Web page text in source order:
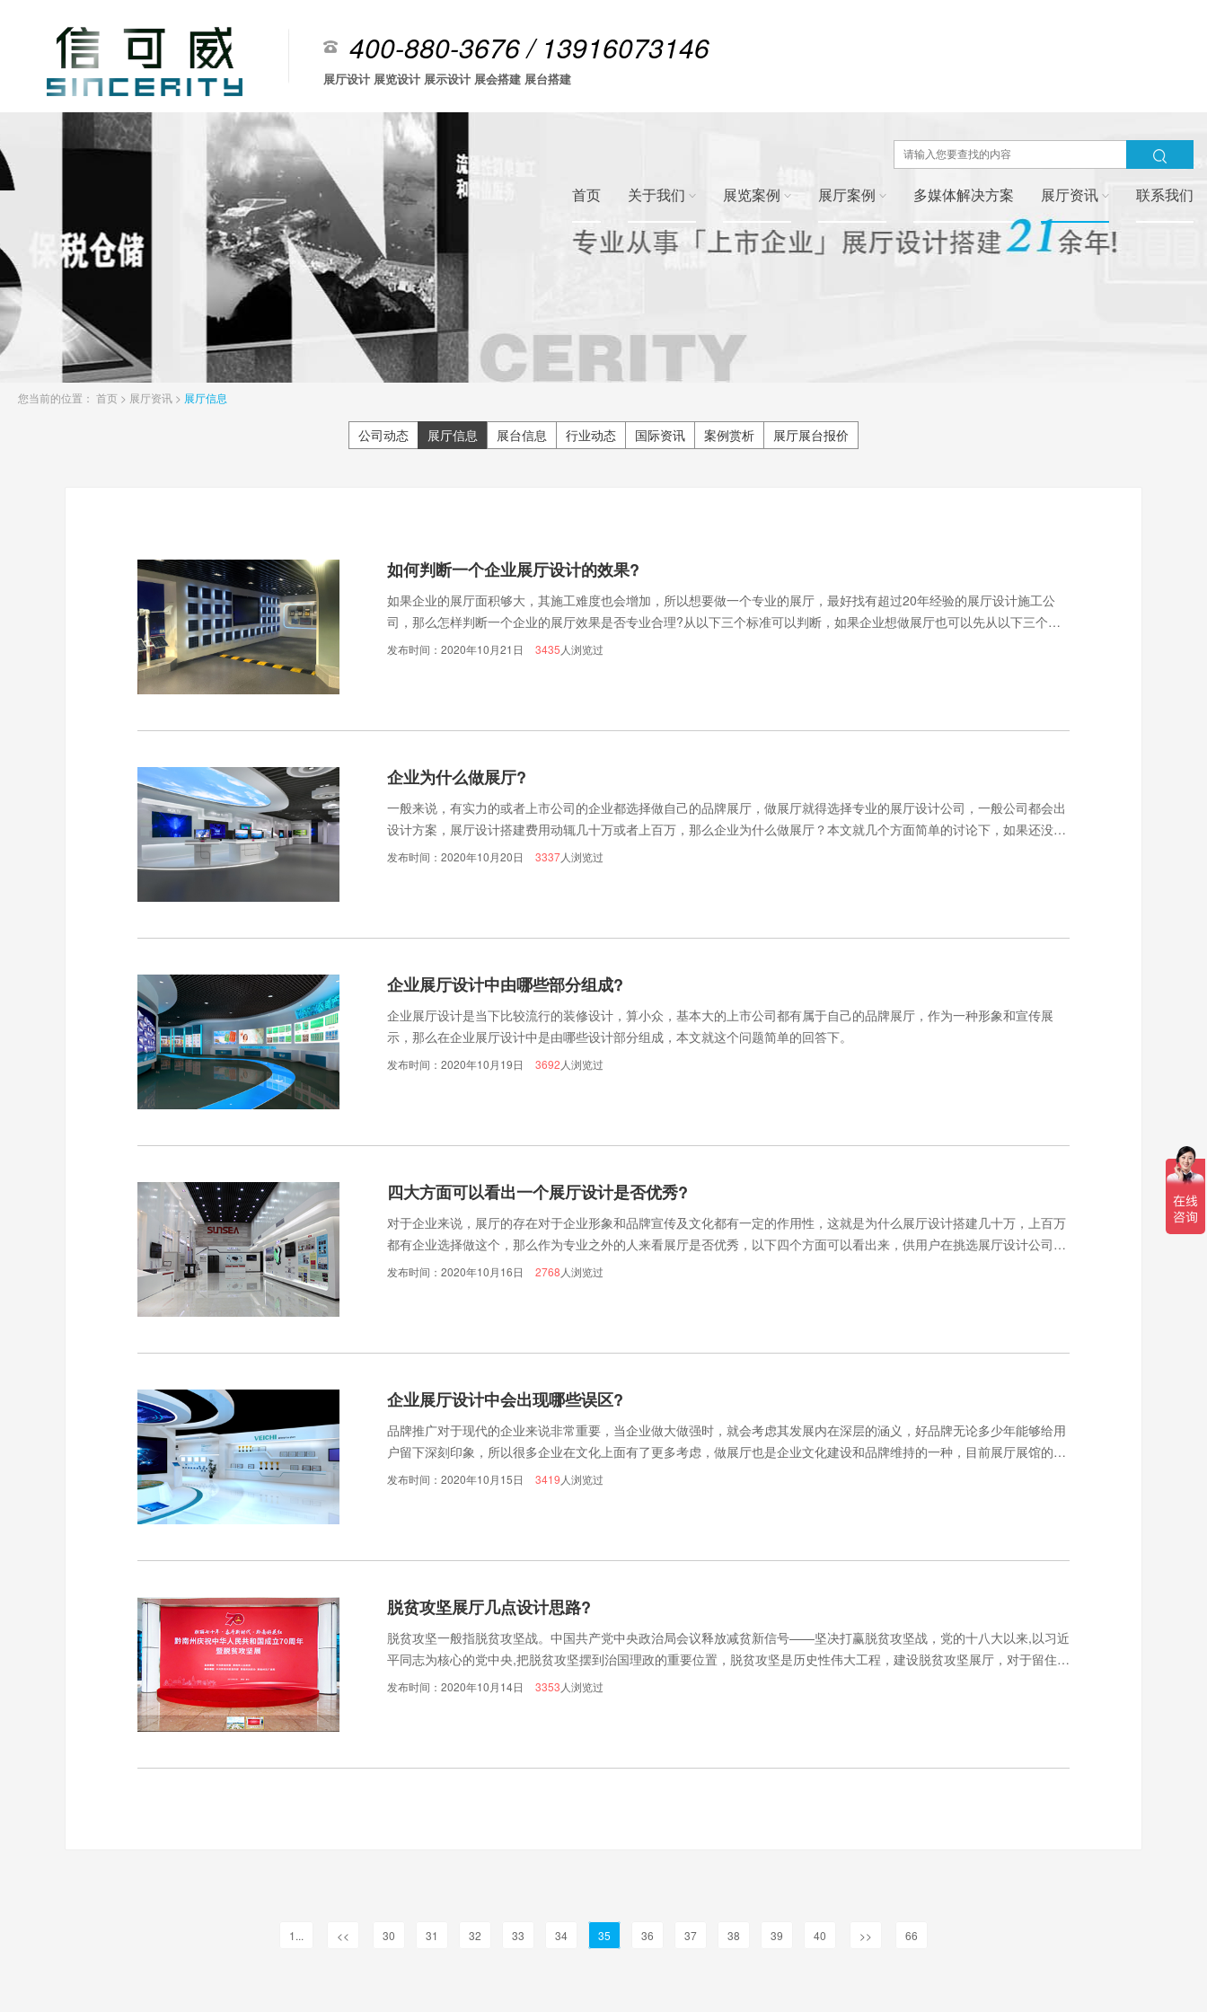
400-880-3676 / 13916073146
展厅设计 展览设计 展示设计 展会搭建 展台搭建
首页 关于我们 展览案例 展厅案例 多媒体解决方案 展厅资讯 联系我们
您当前的位置： 首页 > 展厅资讯 > 展厅信息
公司动态 展厅信息 展台信息 行业动态 国际资讯 案例赏析 展厅展台报价
如何判断一个企业展厅设计的效果?
如果企业的展厅面积够大，其施工难度也会增加，所以想要做一个专业的展厅，最好找有超过20年经验的展厅设计施工公
司，那么怎样判断一个企业的展厅效果是否专业合理?从以下三个标准可以判断，如果企业想做展厅也可以先从以下三个方
面考虑，和谐统一。
发布时间：2020年10月21日 3435 人浏览过
企业为什么做展厅?
一般来说，有实力的或者上市公司的企业都选择做自己的品牌展厅，做展厅就得选择专业的展厅设计公司，一般公司都会出
设计方案，展厅设计搭建费用动辄几十万或者上百万，那么企业为什么做展厅？本文就几个方面简单的讨论下，如果还没下
定决心做展厅可以参考下。
发布时间：2020年10月20日 3337人浏览过
企业展厅设计中由哪些部分组成?
企业展厅设计是当下比较流行的装修设计，算小众，基本大的上市公司都有属于自己的品牌展厅，作为一种形象和宣传展
示，那么在企业展厅设计中是由哪些设计部分组成，本文就这个问题简单的回答下。
发布时间：2020年10月19日 3692 人浏览过
四大方面可以看出一个展厅设计是否优秀?
对于企业来说，展厅的存在对于企业形象和品牌宣传及文化都有一定的作用性，这就是为什么展厅设计搭建几十万，上百万
都有企业选择做这个，那么作为专业之外的人来看展厅是否优秀，以下四个方面可以看出来，供用户在挑选展厅设计公司，
观看案例时参考。
发布时间：2020年10月16日 2768 人浏览过
企业展厅设计中会出现哪些误区?
品牌推广对于现代的企业来说非常重要，当企业做大做强时，就会考虑其发展内在深层的涵义，好品牌无论多少年能够给用
户留下深刻印象，所以很多企业在文化上面有了更多考虑，做展厅也是企业文化建设和品牌维持的一种，目前展厅展馆的设
计已经广泛应用地产、规划、文娱活动、企业成就及活动等，但是也有些企业展厅总会产生这样那样的误区，有哪些误区是
发布时间：2020年10月15日 3419 人浏览过
脱贫攻坚展厅几点设计思路?
脱贫攻坚一般指脱贫攻坚战。中国共产党中央政治局会议释放减贫新信号——坚决打赢脱贫攻坚战，党的十八大以来,以习近
平同志为核心的党中央,把脱贫攻坚摆到治国理政的重要位置，脱贫攻坚是历史性伟大工程，建设脱贫攻坚展厅，对于留住历
史记忆，总结经验成果，教育引导后人砥砺奋进开拓创新具有重要意义。
发布时间：2020年10月14日 3353 人浏览过
1... << 30 31 32 33 34 35 36 37 38 39 40 >> 66